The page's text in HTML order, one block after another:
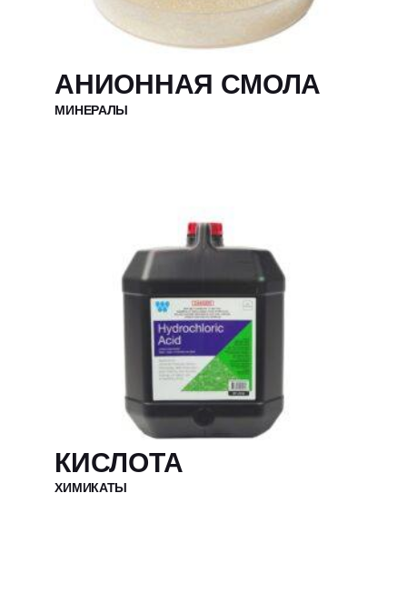
АНИОННАЯ СМОЛА
МИНЕРАЛЫ
КИСЛОТА
ХИМИКАТЫ